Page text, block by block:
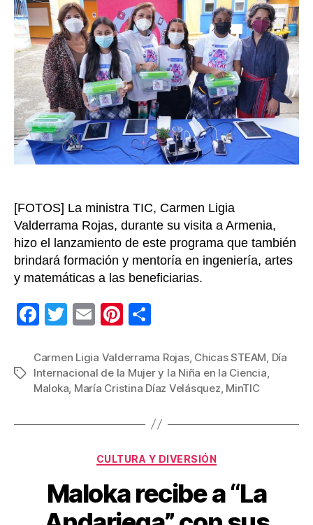
más
de
niñas
y
se
en
[FOTOS] La ministra TIC, Carmen Ligia
Valderrama Rojas, durante su visita a Armenia,
hizo el lanzamiento de este programa que también
brindará formación y mentoría en ingeniería, artes
y matemáticas a las beneficiarias.
F
c
e
o
T
tt
er
E
ail
Pi
er
e
m
p
tir
Etiquetas
Carmen Ligia Valderrama Rojas, Chicas STEAM, Día
Internacional de la Mujer y la Niña en la Ciencia,
Maloka, María Cristina Díaz Velásquez, MinTIC
Categorías
CULTURA Y DIVERSIÓN
Maloka recibe a “La